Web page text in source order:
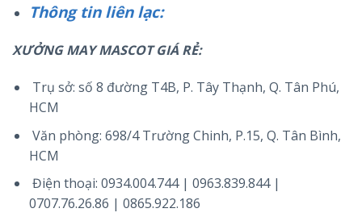
Thông tin liên lạc:
XƯỞNG MAY MASCOT GIÁ RẺ:
Trụ sở: số 8 đường T4B, P. Tây Thạnh, Q. Tân Phú,
HCM
Văn phòng: 698/4 Trường Chinh, P.15, Q. Tân Bình,
HCM
Điện thoại: 0934.004.744 | 0963.839.844 |
0707.76.26.86 | 0865.922.186